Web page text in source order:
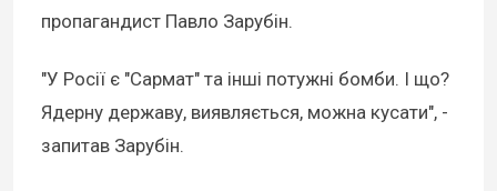
пропагандист Павло Зарубін.
"У Росії є "Сармат" та інші потужні бомби. І що?
Ядерну державу, виявляється, можна кусати", -
запитав Зарубін.